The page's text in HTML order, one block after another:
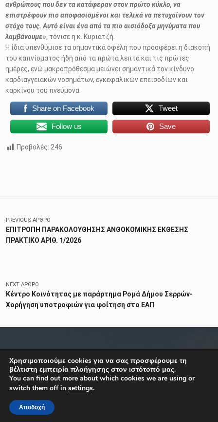
ανθρώπους που δεν τα κατάφεραν στον πρώτο κύκλο, να
επιστρέφουν πιο αποφασισμένοι και τελικά να πετυχαίνουν τον
στόχο τους. Αυτό είναι ένα από τα πιο αισιόδοξα μηνύματα που
λαμβάνουμε», τόνισε η κ. Κυριατζή.
Η ίδια υπενθύμισε τα σημαντικά οφέλη που προσφέρει η διακοπή
του καπνίσματος ήδη από τα πρώτα λεπτά και τις πρώτες
ημέρες, ενώ μακροπρόθεσμα μειώνει σημαντικά τον κίνδυνο
καρδιαγγειακών νοσημάτων, εγκεφαλικών επεισοδίων και
καρκίνου του πνεύμονα.
Share on Facebook Tweet
Follow us Save
Προβολές: 246
Πλοήγηση άρθρων
PREVIOUS ΆΡΘΡΟ
ΕΠΙΤΡΟΠΗ ΠΑΡΑΚΟΛΟΥΘΗΣΗΣ ΑΝΘΟΚΟΜΙΚΗΣ ΕΚΘΕΣΗΣ
ΠΡΑΚΤΙΚΟ ΑΡΙΘ. 1/2026
NEXT ΆΡΘΡΟ
Κέντρο Κοινότητας με παράρτημα Ρομά Δήμου Σερρών-
Χορήγηση υποτροφιών για φοίτηση στο ΕΑΠ
ΣΧΕΤΙΚΑ
Όροι Χρήσης
Προστασία Προσ. Δεδομένων
ΕΠΙΚΟΙΝΩΝΙΑ
Κ. Καραμανλή 1, Σέρρες,
Χρησιμοποιούμε cookies για να σας προσφέρουμε τη
βέλτιστη εμπειρία πλοήγησης στον ιστότοπό μας.
You can find out more about which cookies we are using or
switch them off in settings.
Αποδοχή